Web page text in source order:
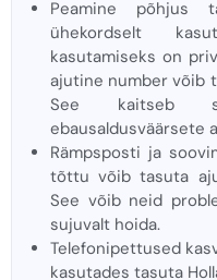
Peamine põhjus
ühekordselt
kasutamiseks on
ajutine number võib
See kaitseb
ebausaldusväärsete
Rämpsposti ja
tõttu võib tasuta
See võib neid
sujuvalt hoida.
Telefonipettused
kasutades tasuta